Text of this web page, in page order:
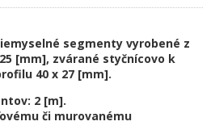
segmenty vyrobené z
[mm], zvárané styčnícovo k
40 x 27 [mm].
2 [m].
či murovanému